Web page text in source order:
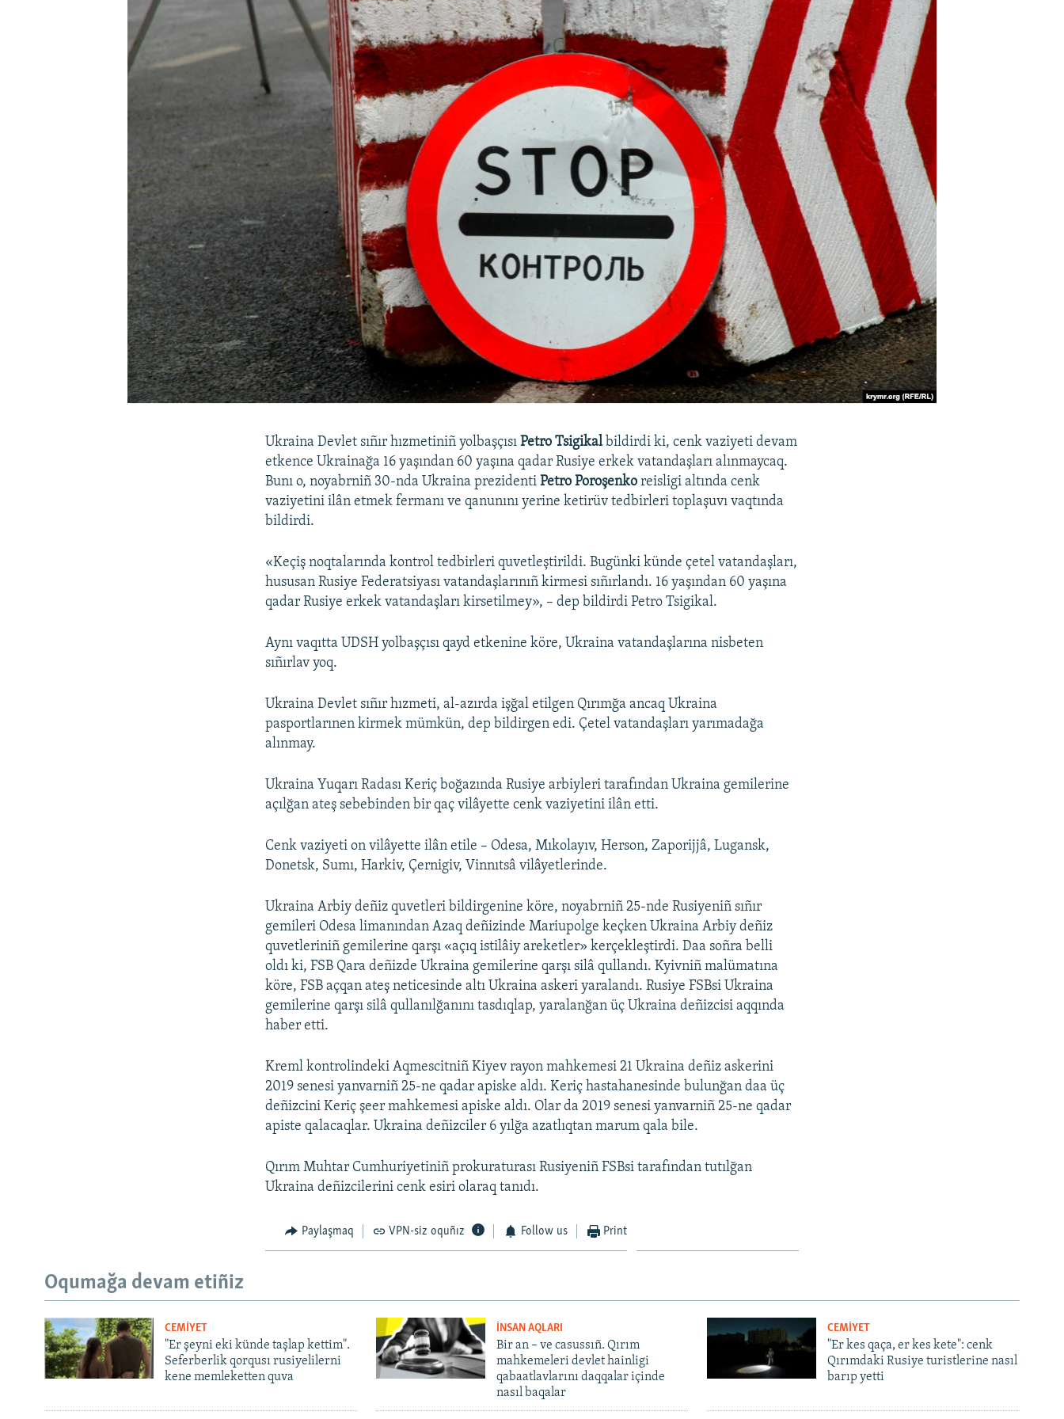
Ukraina Devlet sıñır hızmetiniñ yolbaşçısıPetro Tsigikalbildirdi ki, cenk vaziyeti devam
etkence Ukrainağa 16 yaşından 60 yaşına qadar Rusiye erkek vatandaşları alınmaycaq.
Bunı o, noyabrniñ 30-nda Ukraina prezidentiPetro Poroşenko reisligi altında cenk
vaziyetini ilân etmek fermanı ve qanunını yerine ketirüv tedbirleri toplaşuvı vaqtında
bildirdi.
«Keçiş noqtalarında kontrol tedbirleri quvetleştirildi. Bugünki künde çetel vatandaşları,
hususan Rusiye Federatsiyası vatandaşlarınıñ kirmesi sıñırlandı. 16 yaşından 60 yaşına
qadar Rusiye erkek vatandaşları kirsetilmey», – dep bildirdi Petro Tsigikal.
Aynı vaqıtta UDSH yolbaşçısı qayd etkenine köre, Ukraina vatandaşlarına nisbeten
sıñırlav yoq.
Ukraina Devlet sıñır hızmeti, al-azırda işğal etilgen Qırımğa ancaq Ukraina
pasportlarınen kirmek mümkün, dep bildirgen edi. Çetel vatandaşları yarımadağa
alınmay.
Ukraina Yuqarı Radası Keriç boğazında Rusiye arbiyleri tarafından Ukraina gemilerine
açılğan ateş sebebinden bir qaç vilâyette cenk vaziyetini ilân etti.
Cenk vaziyeti on vilâyette ilân etile – Odesa, Mıkolayıv, Herson, Zaporijjâ, Lugansk,
Donetsk, Sumı, Harkiv, Çernigiv, Vinnıtsâ vilâyetlerinde.
Ukraina Arbiy deñiz quvetleri bildirgenine köre, noyabrniñ 25-nde Rusiyeniñ sıñır
gemileri Odesa limanından Azaq deñizinde Mariupolge keçken Ukraina Arbiy deñiz
quvetleriniñ gemilerine qarşı «açıq istilâiy areketler» kerçekleştirdi. Daa soñra belli
oldı ki, FSB Qara deñizde Ukraina gemilerine qarşı silâ qullandı. Kyivniñ malümatına
köre, FSB açqan ateş neticesinde altı Ukraina askeri yaralandı. Rusiye FSBsi Ukraina
gemilerine qarşı silâ qullanılğanını tasdıqlap, yaralanğan üç Ukraina deñizcisi aqqında
haber etti.
Kreml kontrolindeki Aqmescitniñ Kiyev rayon mahkemesi 21 Ukraina deñiz askerini
2019 senesi yanvarniñ 25-ne qadar apiske aldı. Keriç hastahanesinde bulunğan daa üç
deñizcini Keriç şeer mahkemesi apiske aldı. Olar da 2019 senesi yanvarniñ 25-ne qadar
apiste qalacaqlar. Ukraina deñizciler 6 yılğa azatlıqtan marum qala bile.
Qırım Muhtar Cumhuriyetiniñ prokuraturası Rusiyeniñ FSBsi tarafından tutılğan
Ukraina deñizcilerini cenk esiri olaraq tanıdı.
Paylaşmaq VPN-siz oquñız Follow us Print
Oqumağa devam etiñiz
CEMİYET
"Er şeyni eki künde taşlap kettim".
Seferberlik qorqusı rusiyelilerni
kene memleketten quva
İNSAN AQLARI
Bir an – ve casussıñ. Qırım
mahkemeleri devlet hainligi
qabaatlavlarını daqqalar içinde
nasıl baqalar
CEMİYET
"Er kes qaça, er kes kete": cenk
Qırımdaki Rusiye turistlerine nasıl
barıp yetti